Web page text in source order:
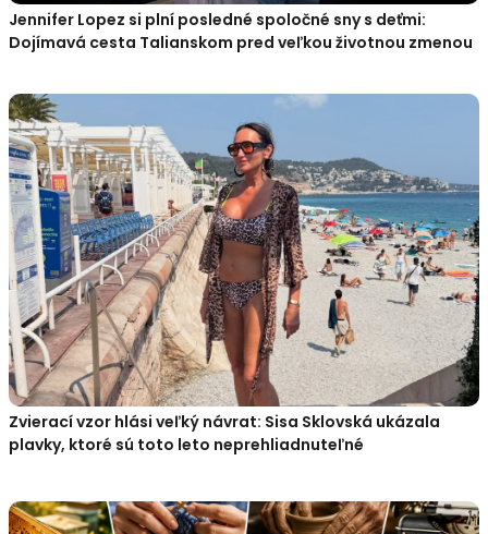
Jennifer Lopez si plní posledné spoločné sny s deťmi:
Dojímavá cesta Talianskom pred veľkou životnou zmenou
Zvierací vzor hlási veľký návrat: Sisa Sklovská ukázala
plavky, ktoré sú toto leto neprehliadnuteľné